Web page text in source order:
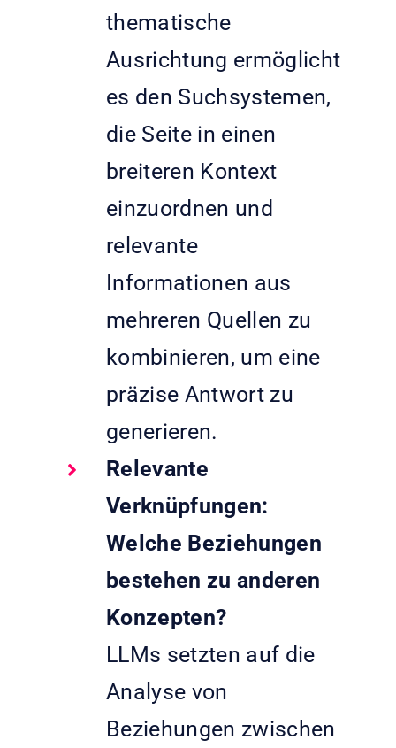
thematische
Ausrichtung ermöglicht
es den Suchsystemen,
die Seite in einen
breiteren Kontext
einzuordnen und
relevante
Informationen aus
mehreren Quellen zu
kombinieren, um eine
präzise Antwort zu
generieren.
Relevante
Verknüpfungen:
Welche Beziehungen
bestehen zu anderen
Konzepten?
LLMs setzten auf die
Analyse von
Beziehungen zwischen